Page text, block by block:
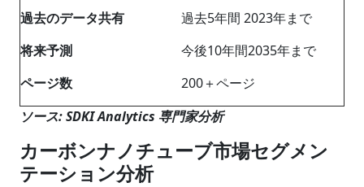
過去のデータ共有
過去5年間 2023年まで
将来予測
今後10年間2035年まで
ページ数
200＋ページ
ソース: SDKI Analytics 専門家分析
カーボンナノチューブ市場セグメン
テーション分析